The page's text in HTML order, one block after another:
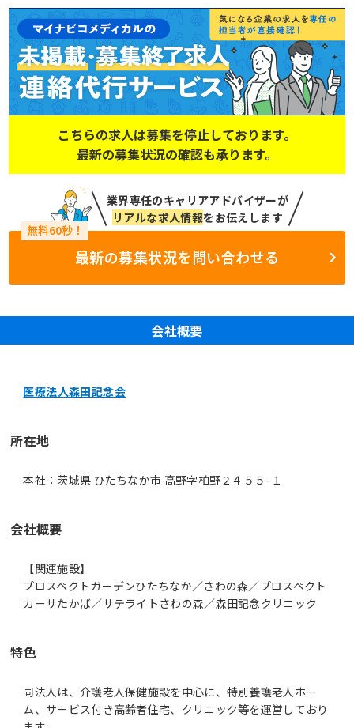
こちらの求人は募集を停止しております。
最新の募集状況の確認も承ります。
業界専任のキャリアアドバイザーが
リアルな求人情報をお伝えします
最新の募集状況を問い合わせる
会社概要
医療法人森田記念会
所在地
本社：茨城県 ひたちなか市 高野字柏野２４５５-１
会社概要
【関連施設】
プロスペクトガーデンひたちなか／さわの森／プロスペクト
カーサたかば／サテライトさわの森／森田記念クリニック
特色
同法人は、介護老人保健施設を中心に、特別養護老人ホー
ム、サービス付き高齢者住宅、クリニック等を運営しており